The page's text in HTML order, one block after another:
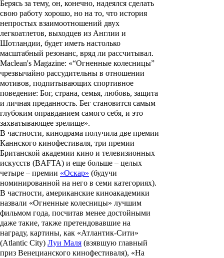
Берясь за тему, он, конечно, надеялся сделать
свою работу хорошо, но на то, что история
непростых взаимоотношений двух
легкоатлетов, выходцев из Англии и
Шотландии, будет иметь настолько
масштабный резонанс, вряд ли рассчитывал.
Maclean's Magazine: «“Огненные колесницы”
чрезвычайно рассудительны в отношении
мотивов, подпитывающих спортивное
поведение: Бог, страна, семья, любовь, защита
и личная преданность. Бег становится самым
глубоким оправданием самого себя, и это
захватывающее зрелище».
В частности, кинодрама получила две премии
Каннского кинофестиваля, три премии
Британской академии кино и телевизионных
искусств (BAFTA) и еще больше – целых
четыре – премии «Оскар» (будучи
номинированной на него в семи категориях).
В частности, американские киноакадемики
назвали «Огненные колесницы» лучшим
фильмом года, посчитав менее достойными
даже такие, также претендовавшие на
награду, картины, как «Атлантик-Сити»
(Atlantic City) Луи Маля (взявшую главный
приз Венецианского кинофестиваля), «На